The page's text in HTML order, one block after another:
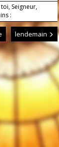
Seigneur,
:
lendemain